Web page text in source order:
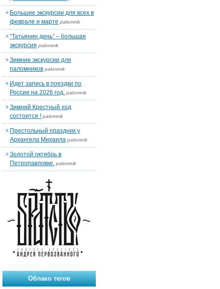
Большие экскурсии для всех в
феврале и марте palomnik
“Татьянин день” – большая
экскурсия palomnik
Зимние экскурсии для
паломников palomnik
Идет запись в поездки по
России на 2026 год. palomnik
Зимний Крестный ход
состоится ! palomnik
Престольный праздник у
Архангела Михаила palomnik
Золотой октябрь в
Петропавловке. palomnik
Облако тегов